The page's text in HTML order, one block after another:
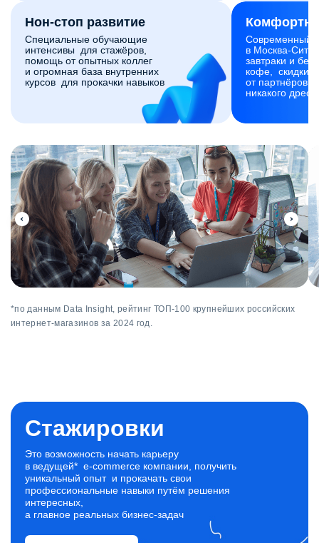
Нон-стоп развитие
Специальные обучающие
интенсивы для стажёров,
помощь от опытных коллег
и огромная база внутренних
курсов для прокачки навыков
Современный
в Москва-Сити,
завтраки и
кофе, скидки
от партнёров.
никакого
*по данным Data Insight, рейтинг ТОП-100 крупнейших российских
интернет-магазинов за 2024 год.
Стажировки
Это возможность начать карьеру
в ведущей* e‑commerce компании, получить
уникальный опыт и прокачать свои
профессиональные навыки путём решения
интересных,
а главное реальных бизнес‑задач